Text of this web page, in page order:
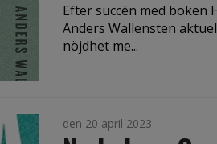
Efter succén med boken
Anders Wallensten
nöjdhet me...
den 20 april 2023